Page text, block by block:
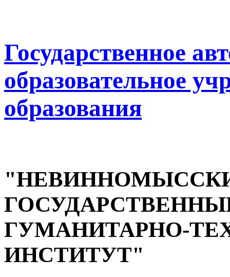
Государственное
образовательное
образования
ГУМАНИТАРНО-
ИНСТИТУТ"